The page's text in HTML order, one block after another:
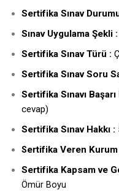
Sertifika Sınav
Sınav Uygulama Şekli :
Sertifika Sınav Türü :
Sertifika Sınav Soru
Sertifika Sınavı Başarı
cevap)
Sertifika Sınav Hakkı :
Sertifika Veren Kurum
Sertifika Kapsam ve
Ömür Boyu